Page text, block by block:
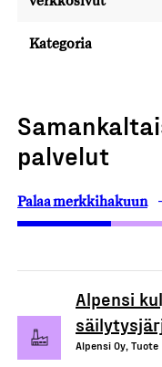
Kategoria
palvelut
Palaa merkkihakuun
Alpensi
Alpensi Oy, Tuote